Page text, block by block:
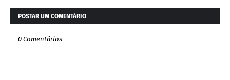
POSTAR UM COMENTÁRIO
0 Comentários